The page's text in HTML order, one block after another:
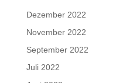
Dezember 2022
November 2022
September 2022
Juli 2022